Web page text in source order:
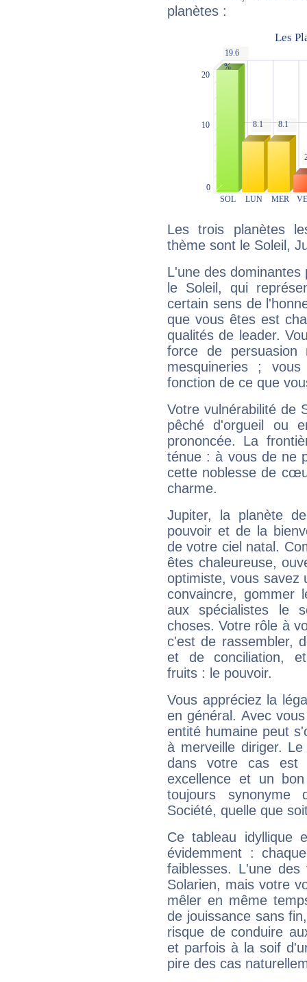
planètes :
Les trois planètes
thème sont le Soleil,
L'une des
le Soleil, qui
certain sens de
que vous êtes est
qualités de leader.
force de
mesquineries ;
fonction de ce que
Votre vulnérabilité de
pêché d'orgueil ou
prononcée. La
ténue : à vous de ne
cette noblesse de
charme.
Jupiter, la planète
pouvoir et de la
de votre ciel natal.
êtes chaleureuse,
optimiste, vous savez
convaincre, gommer
aux spécialistes le
choses. Votre rôle à
c'est de rassembler,
et de conciliation,
fruits : le pouvoir.
Vous appréciez la
en général. Avec
entité humaine peut
à merveille diriger.
dans votre cas est
excellence et un
toujours synonyme
Société, quelle que
Ce tableau idyllique
évidemment :
faiblesses. L'une
Solarien, mais votre
mêler en même
de jouissance sans
risque de conduire
et parfois à la soif
pire des cas